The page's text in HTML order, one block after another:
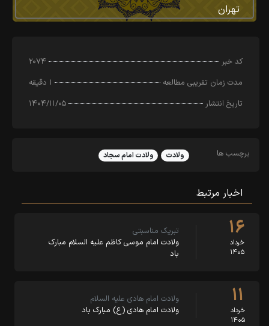
تهران
کد خبر
۲۰۷۴
مدت زمان تقریبی مطالعه
۱ دقیقه
تاریخ انتشار
۱۴۰۴/۱۱/۰۵
برچسب ها ولادت ولادت امام سجاد
اخبار مرتبط
۱۶
خرداد
۱۴۰۵
تبریک مناسبتی
ولادت امام موسی کاظم علیه السلام مبارک
باد
۱۱
خرداد
۱۴۰۵
ولادت امام هادی علیه السلام
ولادت امام هادی (ع) مبارک باد